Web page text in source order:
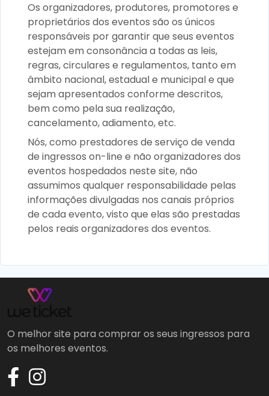
Os organizadores, produtores, promotores e
proprietários dos eventos são os únicos
responsáveis por garantir que seus eventos
estejam em consonância a todas as leis,
regras, circulares e regulamentos, tanto em
âmbito nacional, estadual e municipal e que
sejam apresentados conforme descritos,
bem como pela sua realização,
cancelamento, adiamento, etc.
Nós, como prestadores de serviço de venda
de ingressos on-line e não organizadores dos
eventos hospedados neste site, não
assumimos qualquer responsabilidade pelas
informações divulgadas nos canais próprios
de cada evento, visto que elas são prestadas
pelos reais organizadores dos eventos.
O melhor site para comprar os seus ingressos para
os melhores eventos.